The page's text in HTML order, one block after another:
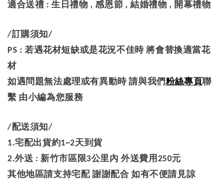
適合送禮 : 生日禮物 , 感恩節 , 結婚禮物 , 開幕禮物
/訂購須知/
PS : 若遇花材短缺或是花況不佳時 將會替換適當花
材
如遇問題無法處理或有異動時 請與我們粉絲專頁聯
繫 由小編為您服務
/配送須知/
1.宅配出貨約1~2天到貨
2.外送 : 新竹市區限3公里內 外送費用250元
其他地區請支持宅配 謝謝配合 如有不便請見諒